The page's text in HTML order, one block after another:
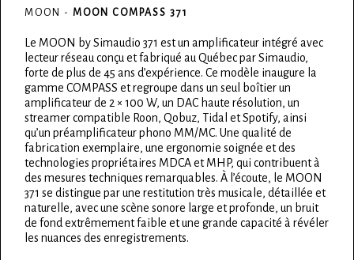
MOON - MOON COMPASS 371
Le MOON by Simaudio 371 est un amplificateur intégré avec
lecteur réseau conçu et fabriqué au Québec par Simaudio,
forte de plus de 45 ans d’expérience. Ce modèle inaugure la
gamme COMPASS et regroupe dans un seul boîtier un
amplificateur de 2 × 100 W, un DAC haute résolution, un
streamer compatible Roon, Qobuz, Tidal et Spotify, ainsi
qu’un préamplificateur phono MM/MC. Une qualité de
fabrication exemplaire, une ergonomie soignée et des
technologies propriétaires MDCA et MHP, qui contribuent à
des mesures techniques remarquables. À l’écoute, le MOON
371 se distingue par une restitution très musicale, détaillée et
naturelle, avec une scène sonore large et profonde, un bruit
de fond extrêmement faible et une grande capacité à révéler
les nuances des enregistrements.